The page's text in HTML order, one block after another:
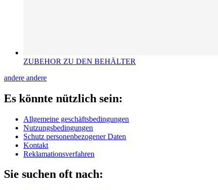
ZUBEHOR ZU DEN BEHÄLTER
andere andere
Es könnte nützlich sein:
Allgemeine geschäftsbedingungen
Nutzungsbedingungen
Schutz personenbezogener Daten
Kontakt
Reklamationsverfahren
Sie suchen oft nach: